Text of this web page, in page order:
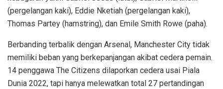
(pergelangan kaki), Eddie Nketiah (pergelangan kaki),
Thomas Partey (hamstring), dan Emile Smith Rowe (paha).
Berbanding terbalik dengan Arsenal, Manchester City tidak
memiliki beban yang berkepanjangan akibat cedera pemain.
14 penggawa The Citizens dilaporkan cedera usai Piala
Dunia 2022, tapi hanya melewatkan total 27 pertandingan